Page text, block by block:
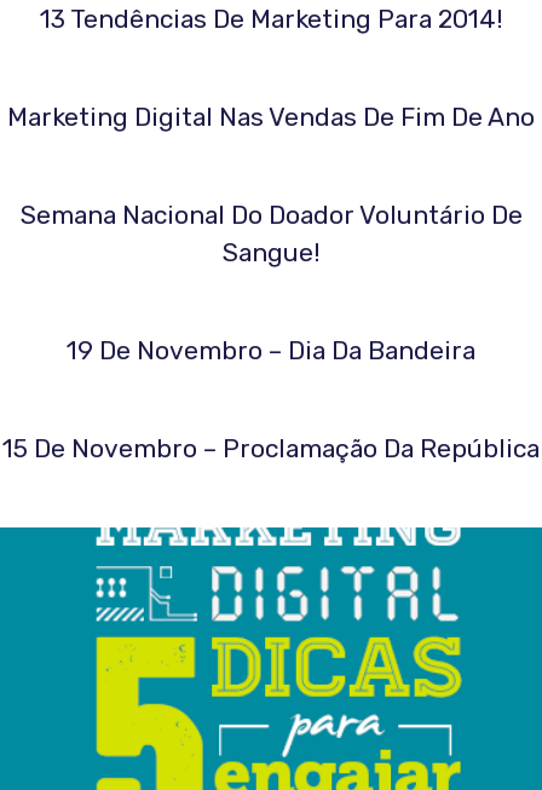
13 Tendências De Marketing Para 2014!
Marketing Digital Nas Vendas De Fim De Ano
Semana Nacional Do Doador Voluntário De
Sangue!
19 De Novembro – Dia Da Bandeira
15 De Novembro – Proclamação Da República